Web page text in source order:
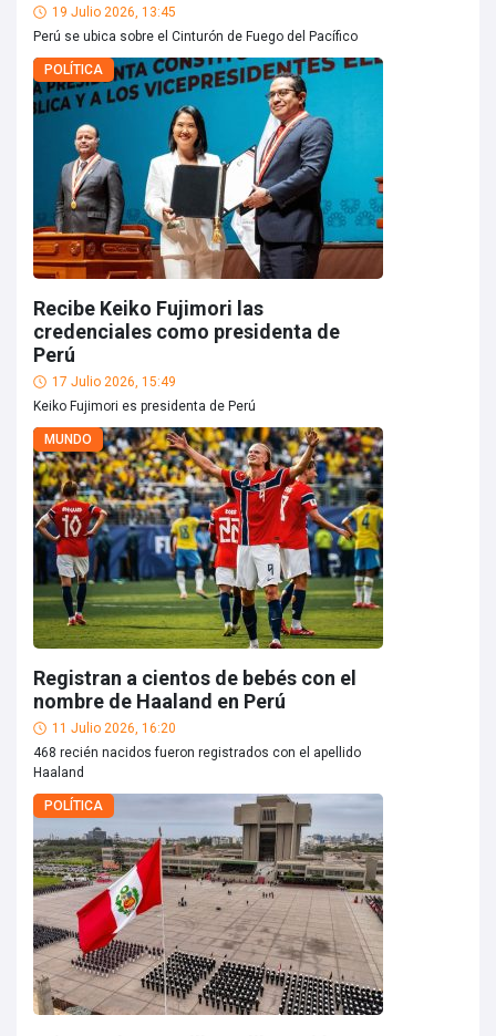
19 Julio 2026, 13:45
Perú se ubica sobre el Cinturón de Fuego del Pacífico
POLÍTICA
Recibe Keiko Fujimori las
credenciales como presidenta de
Perú
17 Julio 2026, 15:49
Keiko Fujimori es presidenta de Perú
MUNDO
Registran a cientos de bebés con el
nombre de Haaland en Perú
11 Julio 2026, 16:20
468 recién nacidos fueron registrados con el apellido
Haaland
POLÍTICA